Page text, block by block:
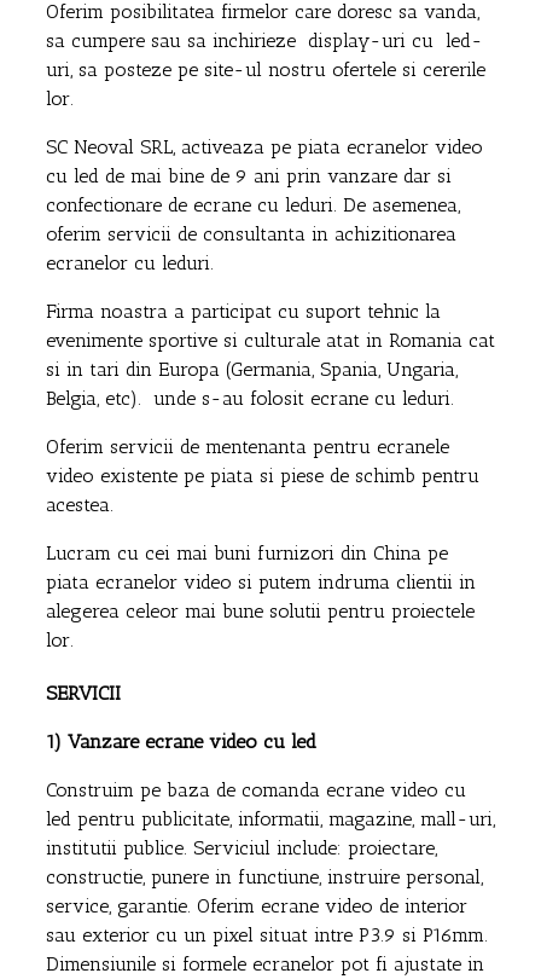
Oferim posibilitatea firmelor care doresc sa vanda,
sa cumpere sau sa inchirieze display-uri cu led-
uri, sa posteze pe site-ul nostru ofertele si cererile
lor.
SC Neoval SRL, activeaza pe piata ecranelor video
cu led de mai bine de 9 ani prin vanzare dar si
confectionare de ecrane cu leduri. De asemenea,
oferim servicii de consultanta in achizitionarea
ecranelor cu leduri.
Firma noastra a participat cu suport tehnic la
evenimente sportive si culturale atat in Romania cat
si in tari din Europa (Germania, Spania, Ungaria,
Belgia, etc). unde s-au folosit ecrane cu leduri.
Oferim servicii de mentenanta pentru ecranele
video existente pe piata si piese de schimb pentru
acestea.
Lucram cu cei mai buni furnizori din China pe
piata ecranelor video si putem indruma clientii in
alegerea celeor mai bune solutii pentru proiectele
lor.
SERVICII
1) Vanzare ecrane video cu led
Construim pe baza de comanda ecrane video cu
led pentru publicitate, informatii, magazine, mall-uri,
institutii publice. Serviciul include: proiectare,
constructie, punere in functiune, instruire personal,
service, garantie. Oferim ecrane video de interior
sau exterior cu un pixel situat intre P3.9 si P16mm.
Dimensiunile si formele ecranelor pot fi ajustate in